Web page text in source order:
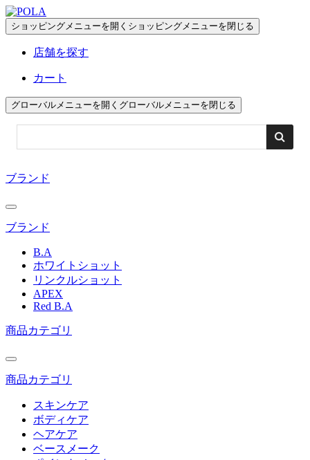
ペ
ー
で
す
ン
リ
へ
ショッピングメニューを開く ショッピングメニューを閉じる
店舗を探す
カート
グローバルメニューを開く グローバルメニューを閉じる
ブランド
ブランド
B.A
ホワイトショット
リンクルショット
APEX
Red B.A
商品カテゴリ
商品カテゴリ
スキンケア
ボディケア
ヘアケア
ベースメーク